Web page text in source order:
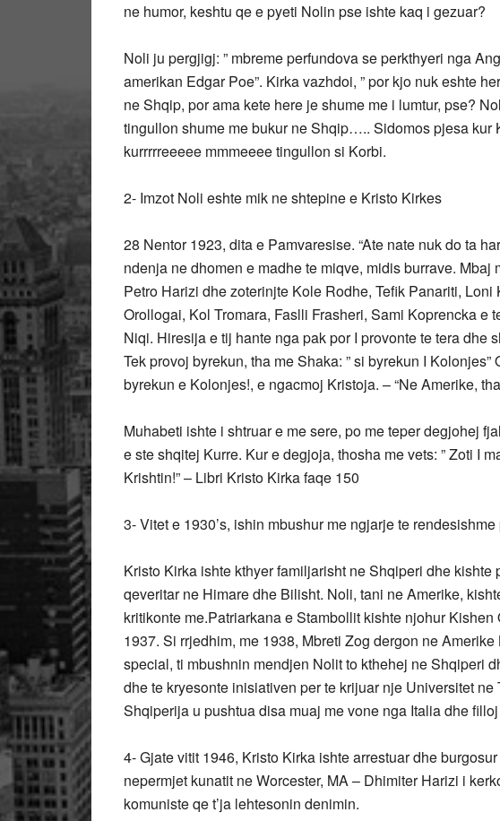
ne humor, keshtu qe e pyeti Nolin pse ishte kaq i gezuar?
Noli ju pergjigj: ” mbreme perfundova se perkthyeri nga
amerikan Edgar Poe”. Kirka vazhdoi, ” por kjo nuk eshte
ne Shqip, por ama kete here je shume me i lumtur, pse?
tingullon shume me bukur ne Shqip….. Sidomos pjesa kur
kurrrrreeeee mmmeeee tingullon si Korbi.
2- Imzot Noli eshte mik ne shtepine e Kristo Kirkes
28 Nentor 1923, dita e Pamvaresise. “Ate nate nuk do ta
ndenja ne dhomen e madhe te miqve, midis burrave. Mbaj
Petro Harizi dhe zoterinjte Kole Rodhe, Tefik Panariti,
Orollogai, Kol Tromara, Faslli Frasheri, Sami Koprencka e
Niqi. Hiresija e tij hante nga pak por I provonte te tera dhe
Tek provoj byrekun, tha me Shaka: ” si byrekun I
byrekun e Kolonjes!, e ngacmoj Kristoja. – “Ne Amerike,
Muhabeti ishte i shtruar e me sere, po me teper degjohej
e ste shqitej Kurre. Kur e degjoja, thosha me vets: ” Zoti I
Krishtin!” – Libri Kristo Kirka faqe 150
3- Vitet e 1930’s, ishin mbushur me ngjarje te
Kristo Kirka ishte kthyer familjarisht ne Shqiperi dhe
qeveritar ne Himare dhe Bilisht. Noli, tani ne Amerike,
kritikonte me.Patriarkana e Stambollit kishte njohur
1937. Si rrjedhim, me 1938, Mbreti Zog dergon ne
special, ti mbushnin mendjen Nolit to kthehej ne Shqiperi
dhe te kryesonte inisiativen per te krijuar nje Universitet ne
Shqiperija u pushtua disa muaj me vone nga Italia dhe
4- Gjate vitit 1946, Kristo Kirka ishte arrestuar dhe
nepermjet kunatit ne Worcester, MA – Dhimiter Harizi i
komuniste qe t’ja lehtesonin denimin.